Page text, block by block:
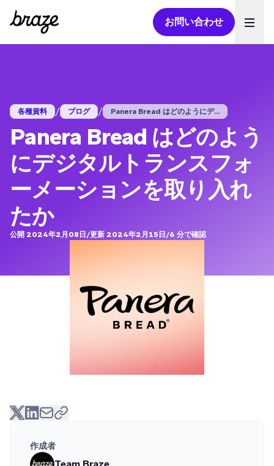
お問い合わせ
各種資料 / ブログ / Panera Bread はどのようにデ...
Panera Bread はどのよう
にデジタルトランスフォ
ーメーションを取り入れ
たか
公開 2024年2月08日/更新 2024年2月15日/6 分で確認
作成者